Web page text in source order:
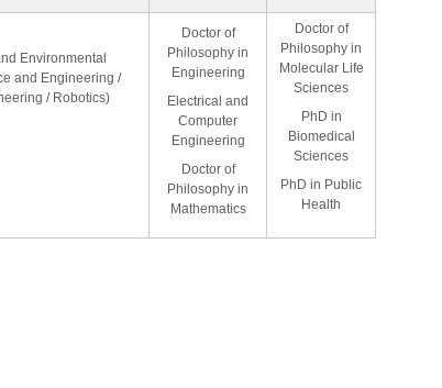
Environmental
and Engineering /
/ Robotics)
Doctor of
Philosophy in
Engineering
Electrical and
Computer
Engineering
Doctor of
Philosophy in
Mathematics
Doctor of
Philosophy in
Molecular Life
Sciences
PhD in
Biomedical
Sciences
PhD in Public
Health